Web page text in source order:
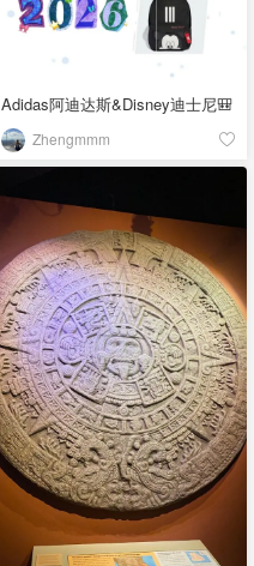
Adidas阿迪达斯&Disney迪士尼🎒
Zhengmmm